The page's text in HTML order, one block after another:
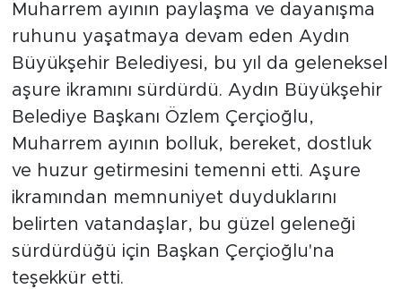
Muharrem ayının paylaşma ve dayanışma
ruhunu yaşatmaya devam eden Aydın
Büyükşehir Belediyesi, bu yıl da geleneksel
aşure ikramını sürdürdü. Aydın Büyükşehir
Belediye Başkanı Özlem Çerçioğlu,
Muharrem ayının bolluk, bereket, dostluk
ve huzur getirmesini temenni etti. Aşure
ikramından memnuniyet duyduklarını
belirten vatandaşlar, bu güzel geleneği
sürdürdüğü için Başkan Çerçioğlu'na
teşekkür etti.